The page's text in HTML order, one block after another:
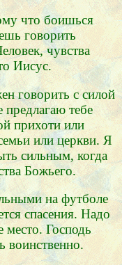
что боишься
говорить
чувства
Иисус.
говорить с силой
предлагаю тебе
прихоти или
или церкви. Я
сильным, когда
Божьего.
на футболе
спасения. Надо
место. Господь
воинственно.